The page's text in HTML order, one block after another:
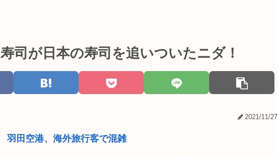
司が日本の寿司を追いついたニダ！
2021/11/27
田空港、海外旅行客で混雑